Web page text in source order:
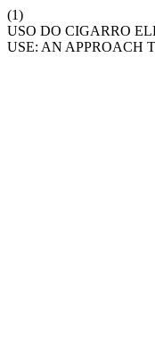
(1)
USO DO CIGARRO
USE: AN APPROACH